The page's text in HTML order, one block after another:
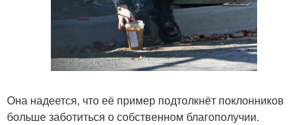
Она надеется, что её пример подтолкнёт поклонников
больше заботиться о собственном благополучии.